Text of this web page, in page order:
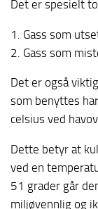
Det er spesielt
1. Gass som
2. Gass som
Det er også
som benyttes
celsius ved
Dette betyr at
ved en
51 grader går
miljøvennlig og